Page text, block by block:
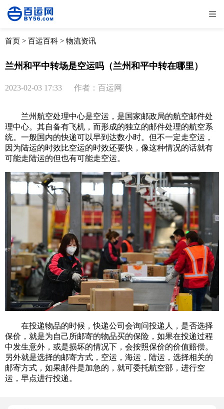
全部 物流资讯
取消
首页 > 百运百科 > 物流资讯
兰州和平中转场是空运吗（兰州和平中转在哪里）
2023-02-03 17:33 作者：百运网
兰州航空处理中心是空运，是国家邮政局的航空邮件处
理中心。其自备有飞机，而形成的独立的邮件处理的航空系
统。一般国内的快递可以早到达数小时。但不一定走空运，
因为陆运的时效比空运的时效还要快，像这种情况的话就有
可能走陆运的但也有可能走空运。
在投递物品的时候，快递公司会询问投递人，是否选择
保价，就是为自己所邮寄的物品买的保险，如果在投递过程
中发生意外，或是损坏的情况下，会按照保价的价值赔偿。
另外就是选择的邮寄方式，空运，海运，陆运，选择相关的
邮寄方式，如果邮件是加急的，就可委托航空部，进行空
运，早点进行投递。